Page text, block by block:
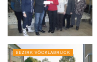
BEZIRK VÖCKLABRUCK